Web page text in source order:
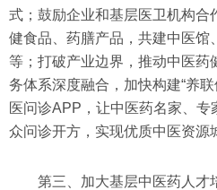
式；鼓励企业和基层医卫机构合
健食品、药膳产品，共建中医馆
等；打破产业边界，推动中医药
务体系深度融合，加快构建“养
医问诊APP，让中医药名家、
众问诊开方，实现优质中医资源
第三、加大基层中医药人才